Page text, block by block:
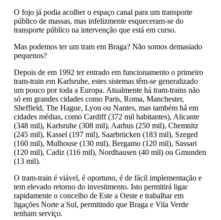
O fojo já podia acolher o espaço canal para um transporte
público de massas, mas infelizmente esqueceram-se do
transporte público na intervenção que está em curso.
Mas podemos ter um tram em Braga? Não somos demasiado
pequenos?
Depois de em 1992 ter entrado em funcionamento o primeiro
tram-train em Karlsruhe, estes sistemas têm-se generalizado
um pouco por toda a Europa. Atualmente há tram-trains não
só em grandes cidades como Paris, Roma, Manchester,
Sheffield, The Hague, Lyon ou Nantes, mas também há em
cidades médias, como Cardiff (372 mil habitantes), Alicante
(348 mil), Karlsruhe (308 mil), Aarhus (250 mil), Chemnitz
(245 mil), Kassel (197 mil), Saarbrücken (183 mil), Szeged
(160 mil), Mulhouse (130 mil), Bergamo (120 mil), Sassari
(120 mil), Cadiz (116 mil), Nordhausen (40 mil) ou Gmunden
(13 mil).
O tram-train é viável, é oportuno, é de fácil implementação e
tem elevado retorno do investimento. Isto permitirá ligar
rapidamente o concelho de Este a Oeste e trabalhar em
ligações Norte a Sul, permitindo que Braga e Vila Verde
tenham serviço.